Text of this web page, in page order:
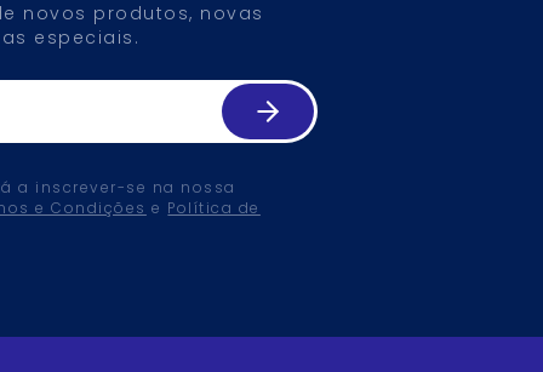
novos produtos, novas
especiais.
a inscrever-se na nossa
e Condições e Política de